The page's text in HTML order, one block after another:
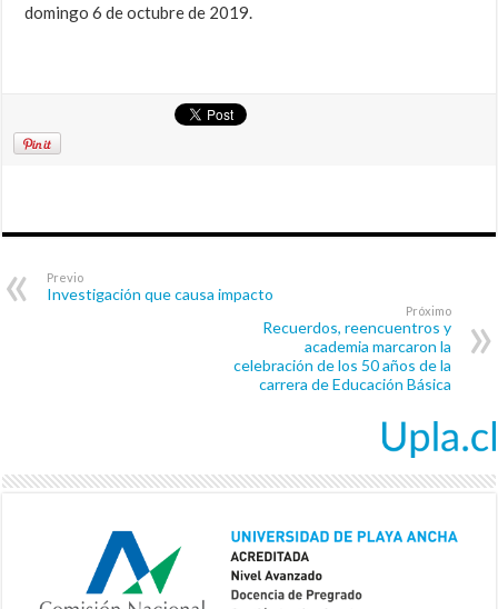
domingo 6 de octubre de 2019.
Previo
Investigación que causa impacto
Próximo
Recuerdos, reencuentros y
academia marcaron la
celebración de los 50 años de la
carrera de Educación Básica